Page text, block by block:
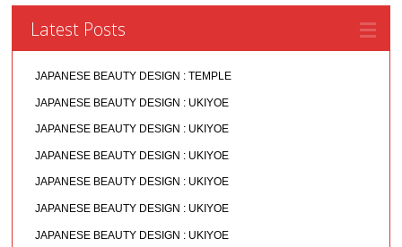
Latest Posts
JAPANESE BEAUTY DESIGN : TEMPLE
JAPANESE BEAUTY DESIGN : UKIYOE
JAPANESE BEAUTY DESIGN : UKIYOE
JAPANESE BEAUTY DESIGN : UKIYOE
JAPANESE BEAUTY DESIGN : UKIYOE
JAPANESE BEAUTY DESIGN : UKIYOE
JAPANESE BEAUTY DESIGN : UKIYOE